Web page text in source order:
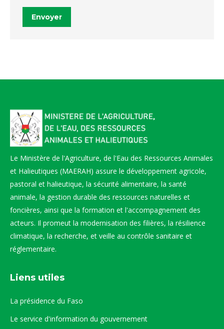
Envoyer
Le Ministère de l'Agriculture, de l'Eau des Ressources Animales
et Halieutiques (MAERAH) assure le développement agricole,
pastoral et halieutique, la sécurité alimentaire, la santé
animale, la gestion durable des ressources naturelles et
foncières, ainsi que la formation et l'accompagnement des
acteurs. Il promeut la modernisation des filières, la résilience
climatique, la recherche, et veille au contrôle sanitaire et
réglementaire.
Liens utiles
La présidence du Faso
Le service d'information du gouvernement